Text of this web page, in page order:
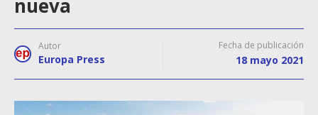
nueva
Autor
Europa Press
Fecha de publicación
18 mayo 2021